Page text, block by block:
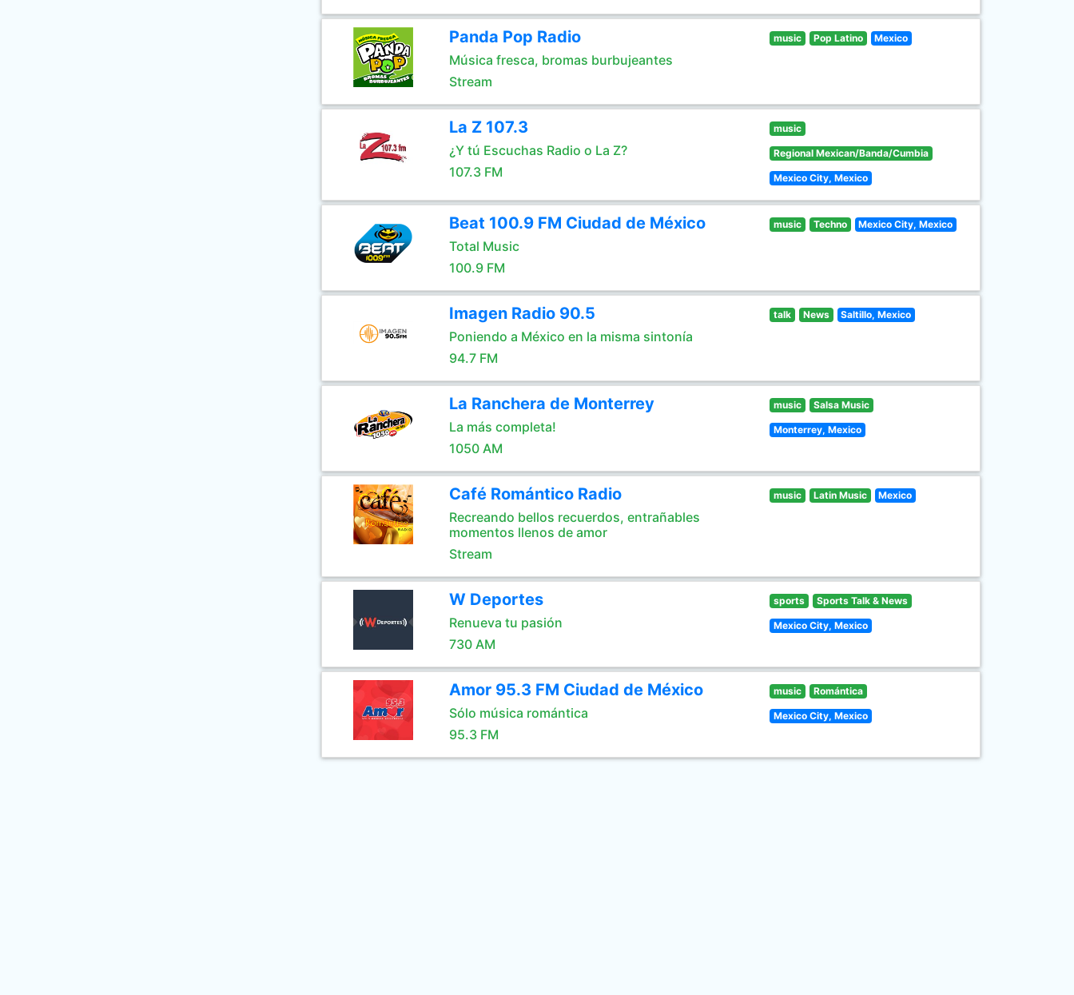
Panda Pop Radio
Música fresca, bromas burbujeantes
Stream
music Pop Latino Mexico
La Z 107.3
¿Y tú Escuchas Radio o La Z?
107.3 FM
music
Regional Mexican/Banda/Cumbia
Mexico City, Mexico
Beat 100.9 FM Ciudad de México
Total Music
100.9 FM
music Techno Mexico City, Mexico
Imagen Radio 90.5
Poniendo a México en la misma sintonía
94.7 FM
talk News Saltillo, Mexico
La Ranchera de Monterrey
La más completa!
1050 AM
music Salsa Music
Monterrey, Mexico
Café Romántico Radio
Recreando bellos recuerdos, entrañables
momentos llenos de amor
Stream
music Latin Music Mexico
W Deportes
Renueva tu pasión
730 AM
sports Sports Talk & News
Mexico City, Mexico
Amor 95.3 FM Ciudad de México
Sólo música romántica
95.3 FM
music Romántica
Mexico City, Mexico